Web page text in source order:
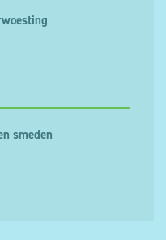
smeden